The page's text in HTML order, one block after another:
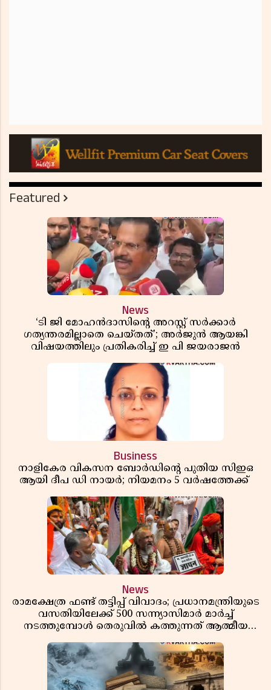
Featured
News
‘ടി ജി മോഹൻദാസിൻ്റെ അറസ്റ്റ് സർക്കാർ
ഗത്യന്തരമില്ലാതെ ചെയ്തത്’; അർജുൻ ആയങ്കി
വിഷയത്തിലും പ്രതികരിച്ച് ഇ പി ജയരാജൻ
Business
നാളികേര വികസന ബോർഡിൻ്റെ പുതിയ സിഇഒ
ആയി ദീപ ഡി നായർ; നിയമനം 5 വർഷത്തേക്ക് ​​​​​​​
News
രാമക്ഷേത്ര ഫണ്ട് തട്ടിപ്പ് വിവാദം; പ്രധാനമന്ത്രിയുടെ
വസതിയിലേക്ക് 500 സന്ന്യാസിമാർ മാർച്ച്
നടത്തുമ്പോൾ തെരുവിൽ കത്തുന്നത് ആത്മീയ